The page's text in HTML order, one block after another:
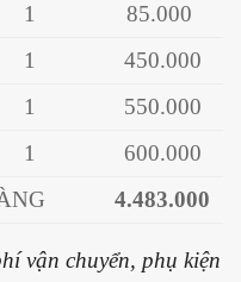
1
85.000
1
450.000
1
550.000
1
600.000
4.483.000
vận chuyển, phụ kiện